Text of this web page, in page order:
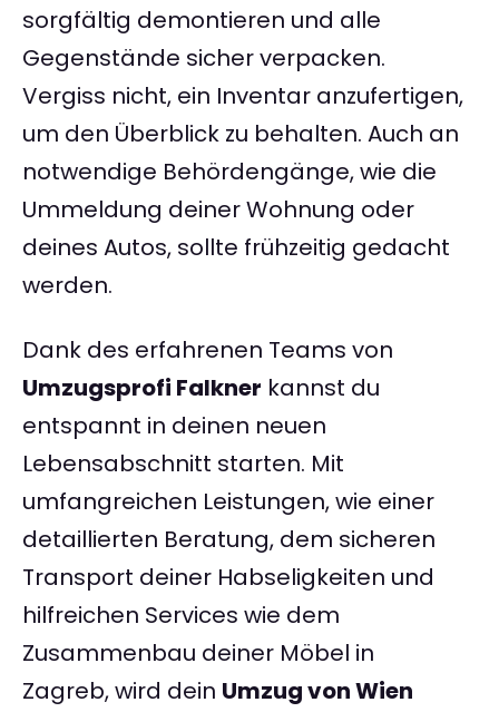
sorgfältig demontieren und alle
Gegenstände sicher verpacken.
Vergiss nicht, ein Inventar anzufertigen,
um den Überblick zu behalten. Auch an
notwendige Behördengänge, wie die
Ummeldung deiner Wohnung oder
deines Autos, sollte frühzeitig gedacht
werden.
Dank des erfahrenen Teams von
Umzugsprofi Falkner kannst du
entspannt in deinen neuen
Lebensabschnitt starten. Mit
umfangreichen Leistungen, wie einer
detaillierten Beratung, dem sicheren
Transport deiner Habseligkeiten und
hilfreichen Services wie dem
Zusammenbau deiner Möbel in
Zagreb, wird dein Umzug von Wien